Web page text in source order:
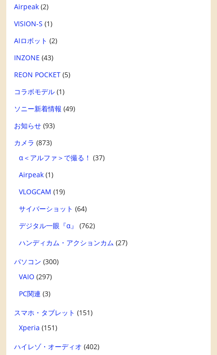
Airpeak (2)
VISION-S (1)
AIロボット (2)
INZONE (43)
REON POCKET (5)
コラボモデル (1)
ソニー新着情報 (49)
お知らせ (93)
カメラ (873)
α＜アルファ＞で撮る！ (37)
Airpeak (1)
VLOGCAM (19)
サイバーショット (64)
デジタル一眼『α』
(762)
ハンディカム・アクションカム (27)
パソコン (300)
VAIO (297)
PC関連 (3)
スマホ・タブレット (151)
Xperia (151)
ハイレゾ・オーディオ (402)